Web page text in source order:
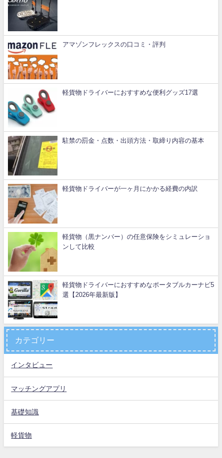
アマゾンフレックスの口コミ・評判
軽貨物ドライバーにおすすめな便利グッズ17選
駐禁の罰金・点数・出頭方法・取締り内容の基本
軽貨物ドライバーが一ヶ月にかかる経費の内訳
軽貨物（黒ナンバー）の任意保険をシミュレーショ
ンして比較
軽貨物ドライバーにおすすめなポータブルカーナビ5
選【2026年最新版】
カテゴリー
インタビュー
マッチングアプリ
基礎知識
軽貨物